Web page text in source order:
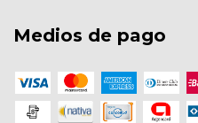
Medios de pago